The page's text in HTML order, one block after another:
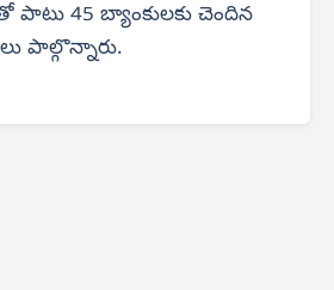
45 బ్యాంకులకు చెందిన
పాల్గొన్నారు.